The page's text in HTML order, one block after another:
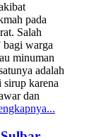
pada
Salah
bagi warga
minuman
adalah
karena
dan